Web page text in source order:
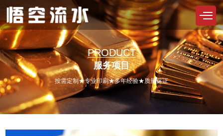
PRODUCT
服务项目
按需定制★专业印刷★多年经验★质量保证